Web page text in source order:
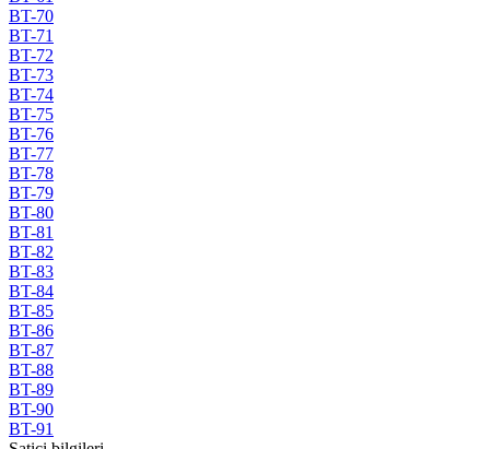
BT-70
BT-71
BT-72
BT-73
BT-74
BT-75
BT-76
BT-77
BT-78
BT-79
BT-80
BT-81
BT-82
BT-83
BT-84
BT-85
BT-86
BT-87
BT-88
BT-89
BT-90
BT-91